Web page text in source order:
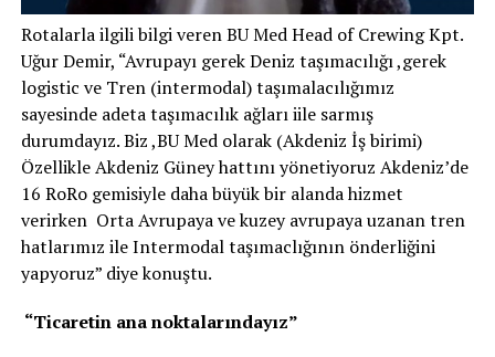
Rotalarla ilgili bilgi veren BU Med Head of Crewing Kpt.
Uğur Demir, “Avrupayı gerek Deniz taşımacılığı ,gerek
logistic ve Tren (intermodal) taşımalacılığımız
sayesinde adeta taşımacılık ağları iile sarmış
durumdayız. Biz ,BU Med olarak (Akdeniz İş birimi)
Özellikle Akdeniz Güney hattını yönetiyoruz Akdeniz’de
16 RoRo gemisiyle daha büyük bir alanda hizmet
verirken Orta Avrupaya ve kuzey avrupaya uzanan tren
hatlarımız ile Intermodal taşımaclığının önderliğini
yapyoruz” diye konuştu.
“Ticaretin ana noktalarındayız”